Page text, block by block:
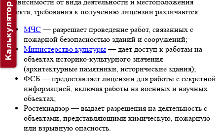
объекта, требования к получению лицензии различаются:
МЧС — разрешает проведение работ, связанных с
пожарной безопасностью зданий и сооружений;
Министерство культуры— дает доступ к работам на
объектах историко-культурного значения
(архитектурные памятники, исторические здания);
ФСБ — предоставляет лицензии для работы с секретной
информацией, включая работы на военных и научных
объектах;
Ростехнадзор — выдает разрешения на деятельность с
объектами, представляющими химическую, пожарную
или взрывную опасность.
Калькулятор